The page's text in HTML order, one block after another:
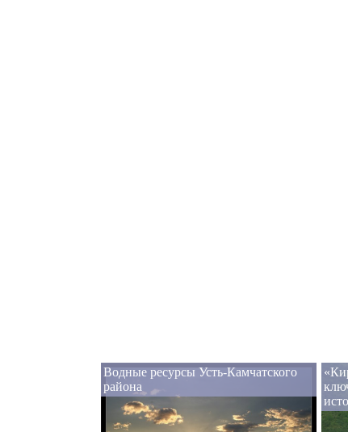
Водные ресурсы Усть-Камчатского
района